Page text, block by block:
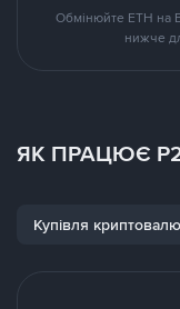
Обмінюйте ETH на
нижче
ЯК ПРАЦЮЄ
Купівля